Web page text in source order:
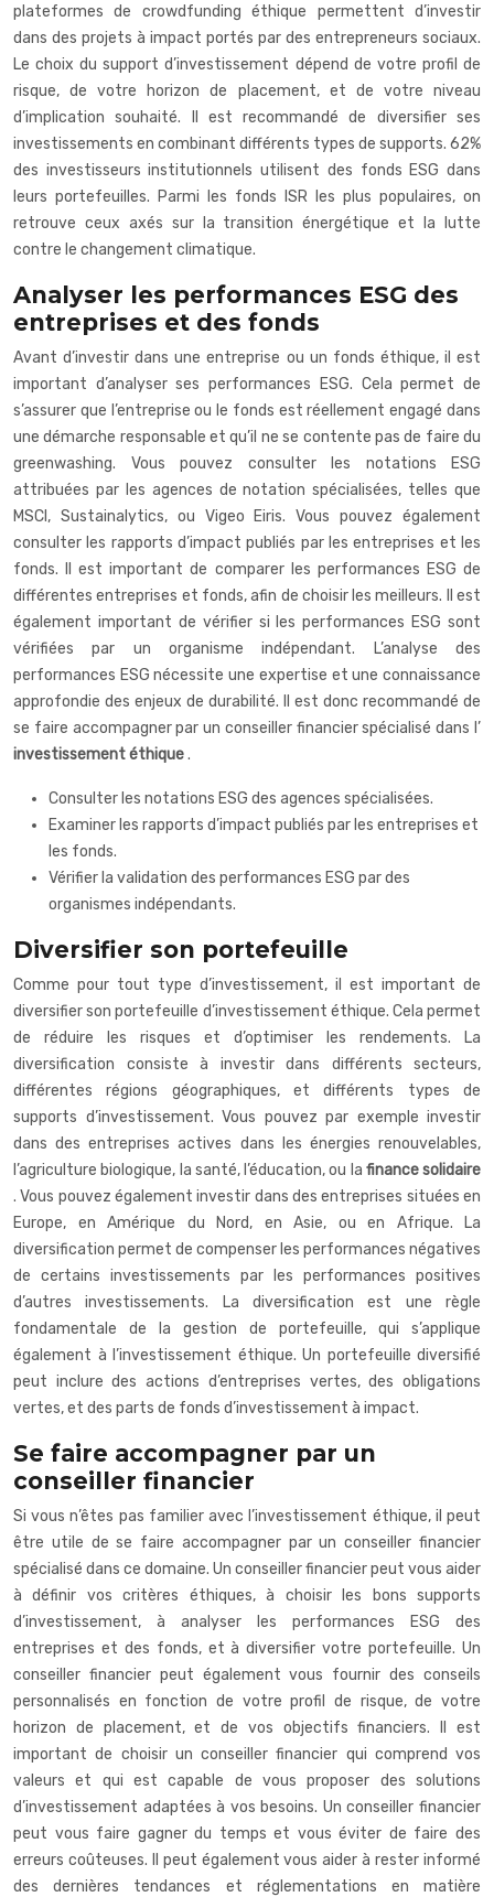
plateformes de crowdfunding éthique permettent d’investir
dans des projets à impact portés par des entrepreneurs sociaux.
Le choix du support d’investissement dépend de votre profil de
risque, de votre horizon de placement, et de votre niveau
d’implication souhaité. Il est recommandé de diversifier ses
investissements en combinant différents types de supports. 62%
des investisseurs institutionnels utilisent des fonds ESG dans
leurs portefeuilles. Parmi les fonds ISR les plus populaires, on
retrouve ceux axés sur la transition énergétique et la lutte
contre le changement climatique.
Analyser les performances ESG des
entreprises et des fonds
Avant d’investir dans une entreprise ou un fonds éthique, il est
important d’analyser ses performances ESG. Cela permet de
s’assurer que l’entreprise ou le fonds est réellement engagé dans
une démarche responsable et qu’il ne se contente pas de faire du
greenwashing. Vous pouvez consulter les notations ESG
attribuées par les agences de notation spécialisées, telles que
MSCI, Sustainalytics, ou Vigeo Eiris. Vous pouvez également
consulter les rapports d’impact publiés par les entreprises et les
fonds. Il est important de comparer les performances ESG de
différentes entreprises et fonds, afin de choisir les meilleurs. Il est
également important de vérifier si les performances ESG sont
vérifiées par un organisme indépendant. L’analyse des
performances ESG nécessite une expertise et une connaissance
approfondie des enjeux de durabilité. Il est donc recommandé de
se faire accompagner par un conseiller financier spécialisé dans l’
investissement éthique.
Consulter les notations ESG des agences spécialisées.
Examiner les rapports d’impact publiés par les entreprises et
les fonds.
Vérifier la validation des performances ESG par des
organismes indépendants.
Diversifier son portefeuille
Comme pour tout type d’investissement, il est important de
diversifier son portefeuille d’investissement éthique. Cela permet
de réduire les risques et d’optimiser les rendements. La
diversification consiste à investir dans différents secteurs,
différentes régions géographiques, et différents types de
supports d’investissement. Vous pouvez par exemple investir
dans des entreprises actives dans les énergies renouvelables,
l’agriculture biologique, la santé, l’éducation, ou la finance solidaire
. Vous pouvez également investir dans des entreprises situées en
Europe, en Amérique du Nord, en Asie, ou en Afrique. La
diversification permet de compenser les performances négatives
de certains investissements par les performances positives
d’autres investissements. La diversification est une règle
fondamentale de la gestion de portefeuille, qui s’applique
également à l’investissement éthique. Un portefeuille diversifié
peut inclure des actions d’entreprises vertes, des obligations
vertes, et des parts de fonds d’investissement à impact.
Se faire accompagner par un
conseiller financier
Si vous n’êtes pas familier avec l’investissement éthique, il peut
être utile de se faire accompagner par un conseiller financier
spécialisé dans ce domaine. Un conseiller financier peut vous aider
à définir vos critères éthiques, à choisir les bons supports
d’investissement, à analyser les performances ESG des
entreprises et des fonds, et à diversifier votre portefeuille. Un
conseiller financier peut également vous fournir des conseils
personnalisés en fonction de votre profil de risque, de votre
horizon de placement, et de vos objectifs financiers. Il est
important de choisir un conseiller financier qui comprend vos
valeurs et qui est capable de vous proposer des solutions
d’investissement adaptées à vos besoins. Un conseiller financier
peut vous faire gagner du temps et vous éviter de faire des
erreurs coûteuses. Il peut également vous aider à rester informé
des dernières tendances et réglementations en matière